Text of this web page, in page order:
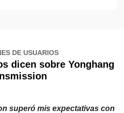
DE USUARIOS
dicen sobre Yonghang
superó mis expectativas con